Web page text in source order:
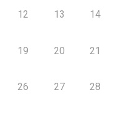
12 13 14
19 20 21
26 27 28